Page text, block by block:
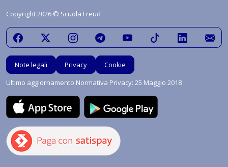
Copyright 2026 © Scuola Freud
Note legali Privacy
Cookie
Ultimo aggiornamento Normativa Privacy: 25 Maggio 2018